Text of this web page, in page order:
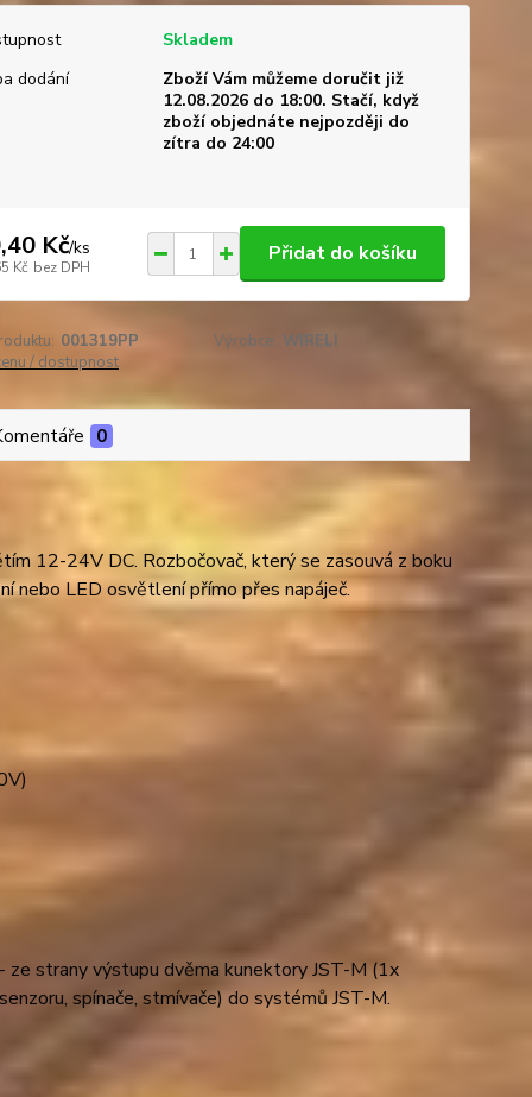
Skladem
dodání
Zboží Vám můžeme doručit již
12.08.2026 do 18:00. Stačí, když
zboží objednáte nejpozději do
zítra do 24:00
Kč/ks
Kč bez DPH
Přidat do košíku
001319PP Výrobce: WIRELI
/ dostupnost
0
12-24V DC. Rozbočovač, který se zasouvá z boku
nebo LED osvětlení přímo přes napáječ.
strany výstupu dvěma kunektory JST-M (1x
spínače, stmívače) do systémů JST-M.